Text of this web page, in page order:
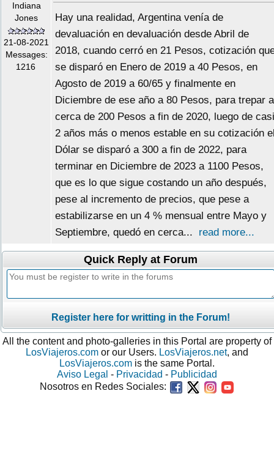
Indiana
Jones
21-08-2021
Messages:
1216
Hay una realidad, Argentina venía de
devaluación en devaluación desde Abril de
2018, cuando cerró en 21 Pesos, cotización
se disparó en Enero de 2019 a 40 Pesos, en
Agosto de 2019 a 60/65 y finalmente en
Diciembre de ese año a 80 Pesos, para trepar a
cerca de 200 Pesos a fin de 2020, luego de casi
2 años más o menos estable en su cotización
Dólar se disparó a 300 a fin de 2022, para
terminar en Diciembre de 2023 a 1100 Pesos,
que es lo que sigue costando un año después,
pese al incremento de precios, que pese a
estabilizarse en un 4 % mensual entre Mayo y
Septiembre, quedó en cerca... read more...
Quick Reply at Forum
Register here for writting in the Forum!
All the content and photo-galleries in this Portal are property of
LosViajeros.com or our Users. LosViajeros.net, and
LosViajeros.com is the same Portal.
Aviso Legal - Privacidad - Publicidad
Nosotros en Redes Sociales: